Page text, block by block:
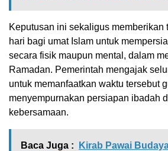
Keputusan ini sekaligus memberikan
hari bagi umat Islam untuk
secara fisik maupun mental, dalam
Ramadan. Pemerintah mengajak
untuk memanfaatkan waktu tersebut
menyempurnakan persiapan ibadah
kebersamaan.
Baca Juga :
Kirab Pawai